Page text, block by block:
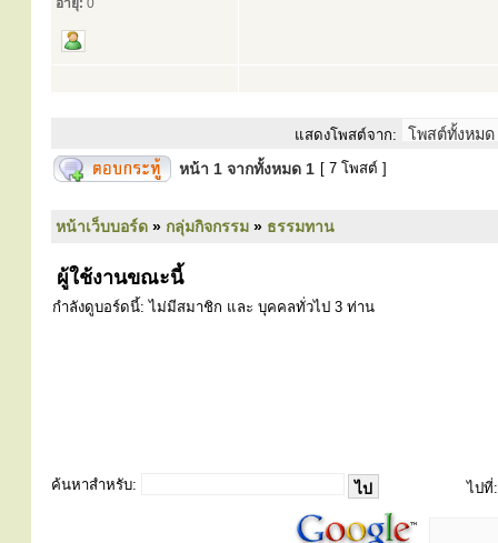
อายุ: 0
แสดงโพสต์จาก:
หน้า 1 จากทั้งหมด 1 [ 7 โพสต์ ]
หน้าเว็บบอร์ด » กลุ่มกิจกรรม » ธรรมทาน
ผู้ใช้งานขณะนี้
กำลังดูบอร์ดนี้: ไม่มีสมาชิก และ บุคคลทั่วไป 3 ท่าน
ค้นหาสำหรับ: ไปที่: